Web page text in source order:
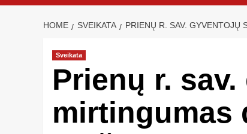
HOME SVEIKATA PRIENŲ R. SAV. GYVENTOJŲ
Sveikata
Prienų r.
mirtingumas